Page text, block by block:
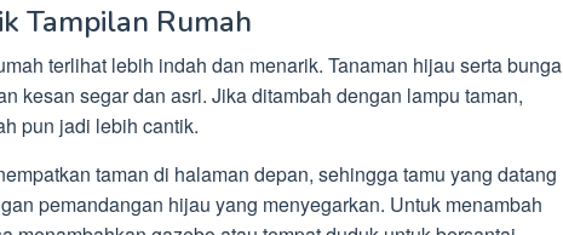
Tampilan Rumah
terlihat lebih indah dan menarik. Tanaman hijau serta bunga
kesan segar dan asri. Jika ditambah dengan lampu taman,
pun jadi lebih cantik.
taman di halaman depan, sehingga tamu yang datang
pemandangan hijau yang menyegarkan. Untuk menambah